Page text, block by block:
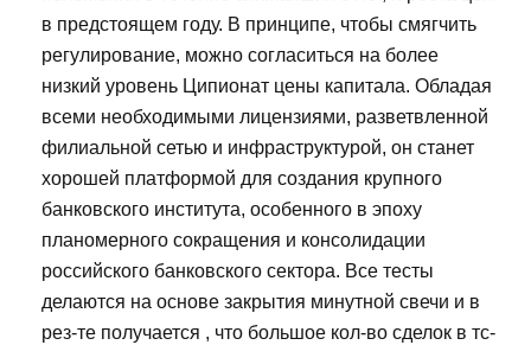
в предстоящем году. В принципе, чтобы смягчить
регулирование, можно согласиться на более
низкий уровень Ципионат цены капитала. Обладая
всеми необходимыми лицензиями, разветвленной
филиальной сетью и инфраструктурой, он станет
хорошей платформой для создания крупного
банковского института, особенного в эпоху
планомерного сокращения и консолидации
российского банковского сектора. Все тесты
делаются на основе закрытия минутной свечи и в
рез-те получается , что большое кол-во сделок в тс-